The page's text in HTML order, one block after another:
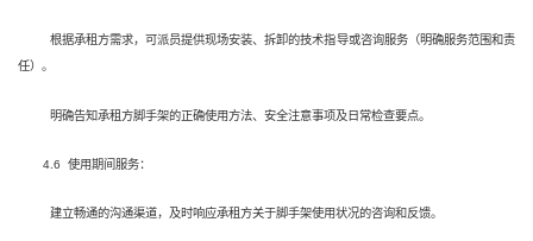
根据承租方需求，可派员提供现场安装、拆卸的技术指导或咨询服务（明确服务范围和责
任）。
明确告知承租方脚手架的正确使用方法、安全注意事项及日常检查要点。
4.6 使用期间服务：
建立畅通的沟通渠道，及时响应承租方关于脚手架使用状况的咨询和反馈。